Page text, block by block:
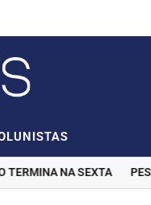
NA SEXTA